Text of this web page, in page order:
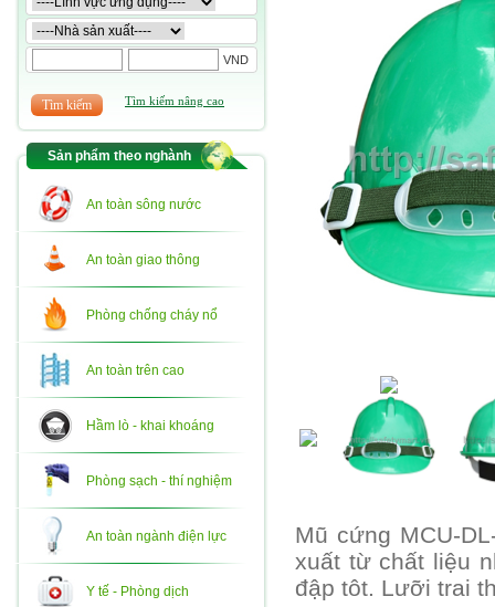
VND
Tìm kiếm nâng cao
Sản phẩm theo nghành
An toàn sông nước
An toàn giao thông
Phòng chống cháy nổ
An toàn trên cao
Hầm lò - khai khoáng
Phòng sạch - thí nghiệm
An toàn ngành điện lực
Y tế - Phòng dịch
Mũ cứng MCU-
xuất từ chất liệu
đập tôt. Lưỡi trai